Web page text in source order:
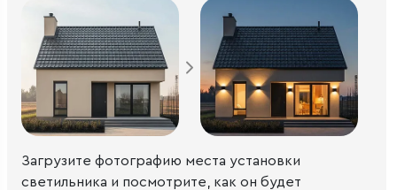
Загрузите фотографию места установки
светильника и посмотрите, как он будет